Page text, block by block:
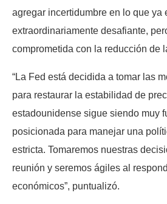
agregar incertidumbre en lo que ya
extraordinariamente desafiante,
comprometida con la reducción de
“La Fed está decidida a tomar las
para restaurar la estabilidad de
estadounidense sigue siendo muy
posicionada para manejar una
estricta. Tomaremos nuestras
reunión y seremos ágiles al
económicos”, puntualizó.